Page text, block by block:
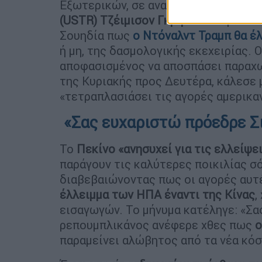
Εξωτερικών, σε ανακοίνωσή του. Ο
(USTR) Τζέιμισον Γκριρείχε
Σουηδία πως ο Ντόναλντ Τραμπ θα
ή μη, της δασμολογικής εκεχειρίας.
αποφασισμένος να αποσπάσει
της Κυριακής προς Δευτέρα,
«τετραπλασιάσει τις αγορές
«Σας ευχαριστώ πρόεδρε
Το Πεκίνο «ανησυχεί για τις
παράγουν τις καλύτερες ποικιλίας
διαβεβαιώνοντας πως οι αγορές
έλλειμμα των ΗΠΑ έναντι της Κίνας,
εισαγωγών. Το μήνυμα κατέληγε:
ρεπουμπλικάνος ανέφερε χθες πως
παραμείνει αλώβητος από τα νέα